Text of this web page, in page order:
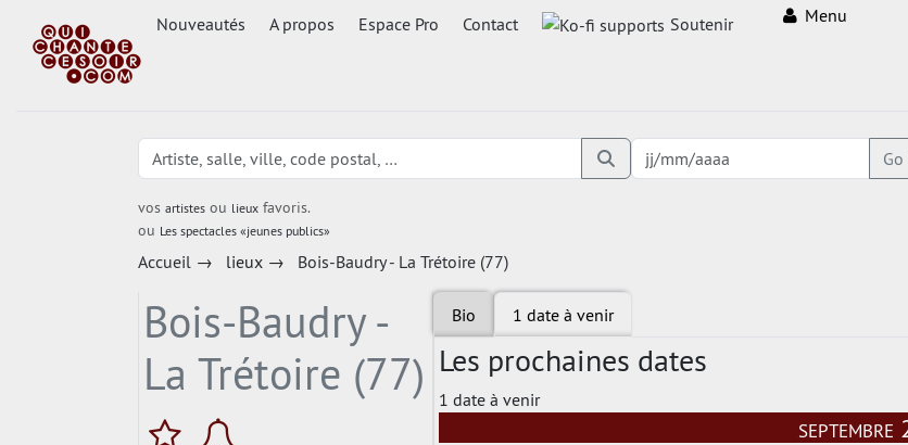
Nouveautés A propos Espace Pro Contact Soutenir Menu
vos artistesou lieuxfavoris.
ou Les spectacles «jeunes publics»
Go
Accueil→ lieux→ Bois-Baudry - La Trétoire (77)
Bois-Baudry -
La Trétoire (77)
Bio 1 date à venir
Les prochaines dates
1 date à venir